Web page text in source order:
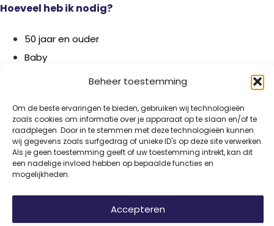
Beheer toestemming
Om de beste ervaringen te bieden, gebruiken wij technologieën
zoals cookies om informatie over je apparaat op te slaan en/of te
raadplegen. Door in te stemmen met deze technologieën kunnen
wij gegevens zoals surfgedrag of unieke ID's op deze site verwerken.
Als je geen toestemming geeft of uw toestemming intrekt, kan dit
een nadelige invloed hebben op bepaalde functies en
mogelijkheden.
Accepteren
Hoeveel heb ik nodig?
50 jaar en ouder
Baby
Borstvoeding
Herken je klachten
Botontkalking
Diabetes type 2
Griep